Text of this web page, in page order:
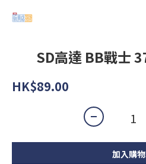
SD高達 BB戰士
HK$89.00
加入購